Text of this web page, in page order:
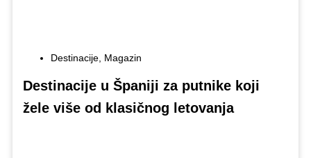
Destinacije Magazin
Destinacije u Španiji za putnike koji
žele više od klasičnog letovanja